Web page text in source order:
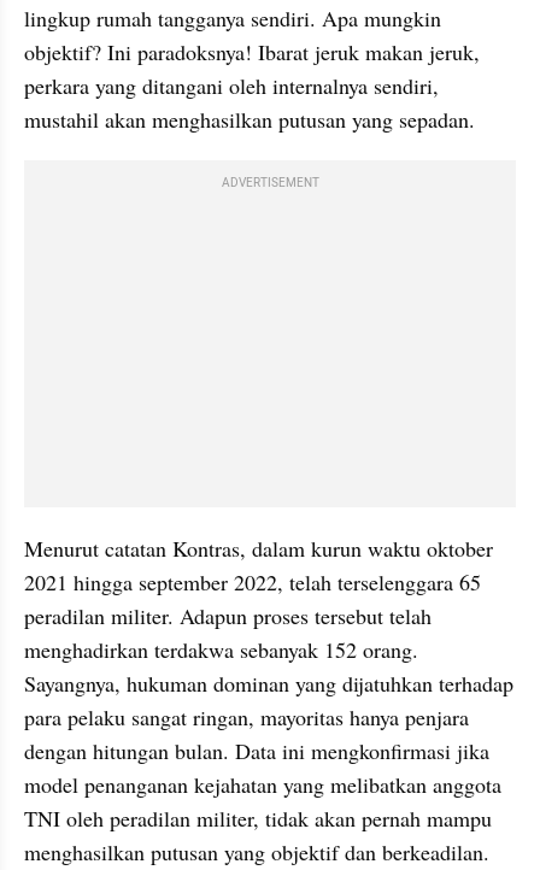
lingkup rumah tangganya sendiri. Apa mungkin
objektif? Ini paradoksnya! Ibarat jeruk makan jeruk,
perkara yang ditangani oleh internalnya sendiri,
mustahil akan menghasilkan putusan yang sepadan.
ADVERTISEMENT
Menurut catatan Kontras, dalam kurun waktu oktober
2021 hingga september 2022, telah terselenggara 65
peradilan militer. Adapun proses tersebut telah
menghadirkan terdakwa sebanyak 152 orang.
Sayangnya, hukuman dominan yang dijatuhkan terhadap
para pelaku sangat ringan, mayoritas hanya penjara
dengan hitungan bulan. Data ini mengkonfirmasi jika
model penanganan kejahatan yang melibatkan anggota
TNI oleh peradilan militer, tidak akan pernah mampu
menghasilkan putusan yang objektif dan berkeadilan.